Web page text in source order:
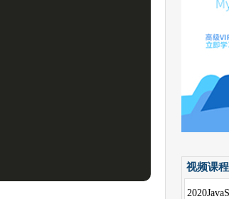
视频课程